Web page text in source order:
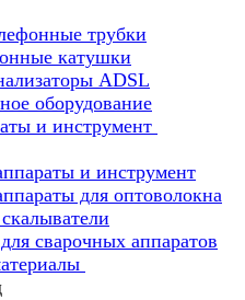
трубки
катушки
ADSL
оборудование
и инструмент
и инструмент
для оптоволокна
сварочных аппаратов